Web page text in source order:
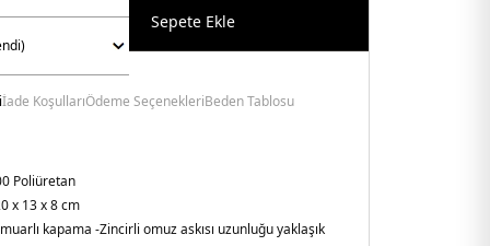
Sepete Ekle
İade KoşullarıÖdeme SeçenekleriBeden Tablosu
Poliüretan
x 13 x 8 cm
kapama -Zincirli omuz askısı uzunluğu yaklaşık